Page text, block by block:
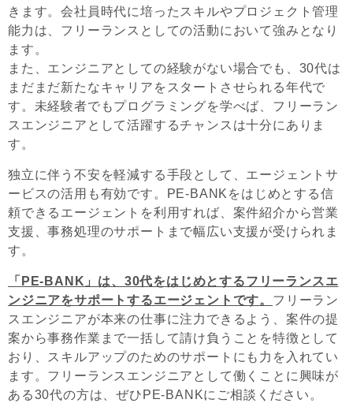
きます。会社員時代に培ったスキルやプロジェクト管理
能力は、フリーランスとしての活動において強みとなり
ます。
また、エンジニアとしての経験がない場合でも、30代は
まだまだ新たなキャリアをスタートさせられる年代で
す。未経験者でもプログラミングを学べば、フリーラン
スエンジニアとして活躍するチャンスは十分にありま
す。
独立に伴う不安を軽減する手段として、エージェントサ
ービスの活用も有効です。PE-BANKをはじめとする信
頼できるエージェントを利用すれば、案件紹介から営業
支援、事務処理のサポートまで幅広い支援が受けられま
す。
「PE-BANK」は、30代をはじめとするフリーランスエ
ンジニアをサポートするエージェントです。 フリーラン
スエンジニアが本来の仕事に注力できるよう、案件の提
案から事務作業まで一括して請け負うことを特徴として
おり、スキルアップのためのサポートにも力を入れてい
ます。フリーランスエンジニアとして働くことに興味が
ある30代の方は、ぜひPE-BANKにご相談ください。